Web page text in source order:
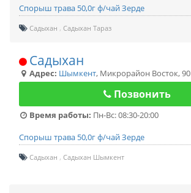
Спорыш трава 50,0г ф/чай Зерде
Садыхан Садыхан Тараз
Садыхан
Адрес: Шымкент, Микрорайон Восток, 90
Позвонить
Время работы: Пн-Вс: 08:30-20:00
Спорыш трава 50,0г ф/чай Зерде
Садыхан Садыхан Шымкент